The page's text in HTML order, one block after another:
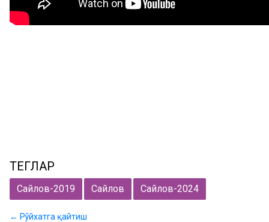
ТЕГЛАР
Сайлов-2019 Сайлов Сайлов-2024
← Рўйхатга қайтиш